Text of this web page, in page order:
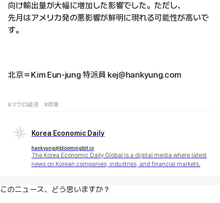
向け輸出量が大幅に増加した影響でした。ただし、
先月はアメリカ発の悪影響が鮮明に現れる可能性が高いで
す。
北京＝Kim Eun-jung 特派員 kej@hankyung.com
#マクロ経済 #政策
Korea Economic Daily
hankyung@bloomingbit.io
The Korea Economic Daily Global is a digital media where latest
news on Korean companies, industries, and financial markets.
このニュース、どう思いますか？